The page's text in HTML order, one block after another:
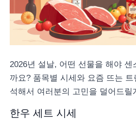
2026년 설날, 어떤 선물을 해야 센
까요? 품목별 시세와 요즘 뜨는
석해서 여러분의 고민을 덜어드릴
한우 세트 시세